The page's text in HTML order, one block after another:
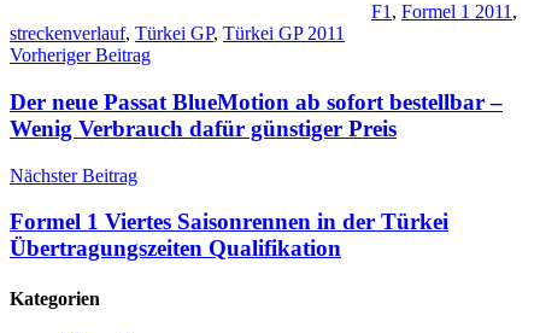
F1 , Formel 1 2011 ,
streckenverlauf, Türkei GP, Türkei GP 2011
Beitragsnavigation
Vorheriger Beitrag
Der neue Passat BlueMotion ab sofort bestellbar –
Wenig Verbrauch dafür günstiger Preis
Nächster Beitrag
Formel 1 Viertes Saisonrennen in der Türkei
Übertragungszeiten Qualifikation
Kategorien